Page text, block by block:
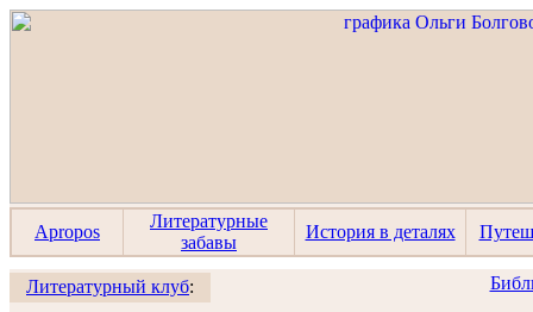
Apropos
Литературные
забавы
История в деталях
Литературный клуб: